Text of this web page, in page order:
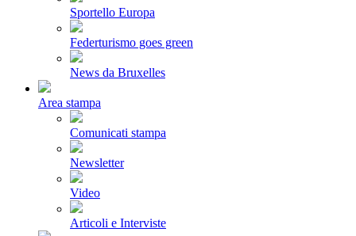
Sportello Europa
Federturismo goes green
News da Bruxelles
Area stampa
Comunicati stampa
Newsletter
Video
Articoli e Interviste